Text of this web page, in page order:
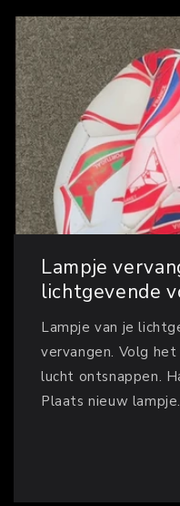
Lampje
lichtgevende
Lampje van je
vervangen. Volg
lucht ontsnappen.
Plaats nieuw